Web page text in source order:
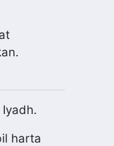
harta